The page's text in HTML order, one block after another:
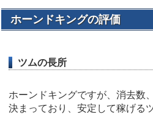
ホーンドキングの評価
ツムの長所
ホーンドキングですが、消去数
決まっており、安定して稼げる